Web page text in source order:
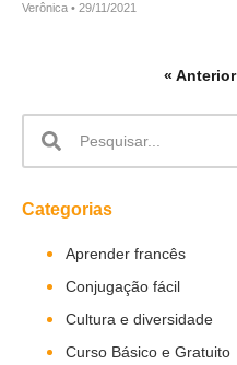
Verônica 29/11/2021
« Anterior
Categorias
Aprender francês
Conjugação fácil
Cultura e diversidade
Curso Básico e Gratuito